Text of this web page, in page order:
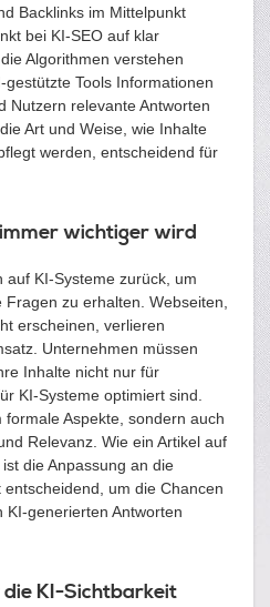
Backlinks im Mittelpunkt
bei KI-SEO auf klar
Algorithmen verstehen
Tools Informationen
Nutzern relevante Antworten
Art und Weise, wie Inhalte
werden, entscheidend für
wichtiger wird
KI-Systeme zurück, um
zu erhalten. Webseiten,
erscheinen, verlieren
Unternehmen müssen
Inhalte nicht nur für
KI-Systeme optimiert sind.
Aspekte, sondern auch
Relevanz. Wie ein Artikel auf
die Anpassung an die
um die Chancen
generierten Antworten
KI-Sichtbarkeit